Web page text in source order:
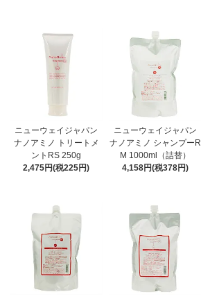
ニューウェイジャパン
ナノアミノ トリートメ
ントRS 250g
2,475円(税225円)
ニューウェイジャパン
ナノアミノ シャンプーR
M 1000ml（詰替）
4,158円(税378円)